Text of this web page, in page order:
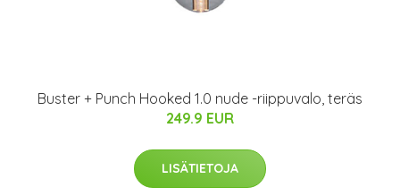
Buster + Punch Hooked 1.0 nude -riippuvalo, teräs
249.9 EUR
LISÄTIETOJA